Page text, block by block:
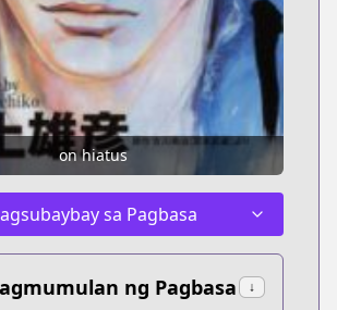
on hiatus
sa Pagbasa
ng Pagbasa ↓